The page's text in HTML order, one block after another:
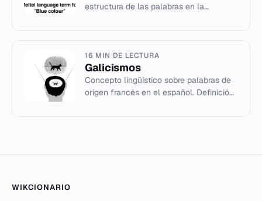
estructura de las palabras en la
16 MIN DE LECTURA
Galicismos
Concepto lingüístico sobre palabras de
origen francés en el español. Definición,
WIKCIONARIO